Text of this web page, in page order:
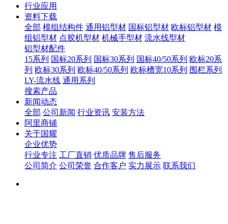
行业应用
资料下载
全部 模组结构件 通用铝型材 国标铝型材 欧标铝型材 模
组铝型材 点胶机型材 机械手型材 流水线型材
铝型材配件
15系列 国标20系列 国标30系列 国标40/50系列 欧标20系
列 欧标30系列 欧标40/50系列 欧标槽宽10系列 围栏系列
LY-流水线 通用系列
搜索产品
新闻动态
全部 公司新闻 行业资讯 安装方法
阿里商铺
关于国耀
企业优势
行业专注 工厂直销 优质品牌 售后服务
公司简介 公司荣誉 合作客户 实力展示 联系我们